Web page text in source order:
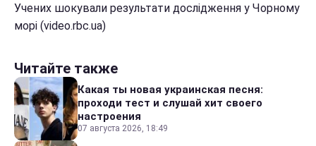
Учених шокували результати дослідження у Чорному
морі (video.rbc.ua)
Читайте также
Какая ты новая украинская песня:
проходи тест и слушай хит своего
настроения
07 августа 2026, 18:49